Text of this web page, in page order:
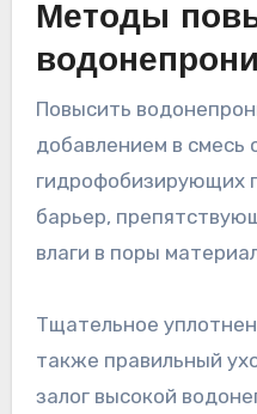
Методы
Повысить
добавлением в смесь
гидрофобизирующих
барьер,
влаги в поры
Тщательное
также правильный
залог высокой